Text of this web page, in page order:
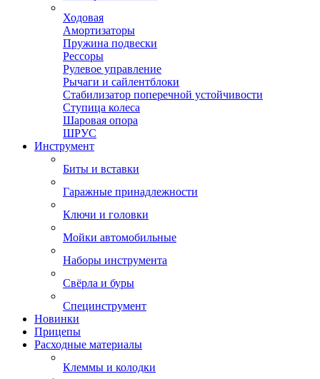
Ходовая
Амортизаторы
Пружина подвески
Рессоры
Рулевое управление
Рычаги и сайлентблоки
Стабилизатор поперечной устойчивости
Ступица колеса
Шаровая опора
ШРУС
Инструмент
Биты и вставки
Гаражные принадлежности
Ключи и головки
Мойки автомобильные
Наборы инструмента
Свёрла и буры
Специнструмент
Новинки
Прицепы
Расходные материалы
Клеммы и колодки